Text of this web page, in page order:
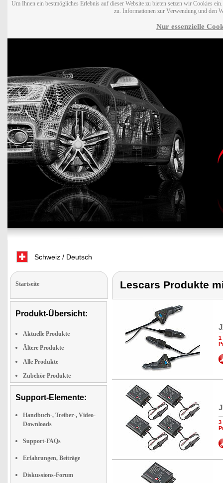
Um Ihnen ein bestmögliches Erlebnis auf dieser Website zu bieten setzen wir Cookies
zu. Informationen zur Verwendung und den
Nur essenzielle
Schweiz / Deutsch
Startseite
Produkt-Übersicht:
Aktuelle Produkte
Ältere Produkte
Alle Produkte
Zubehör Produkte
Support-Elemente:
Handbuch-, Treiber-, Video-
Downloads
Support-FAQs
Erfahrungen, Beiträge
Diskussions-Forum
Lescars Produkte
1
3